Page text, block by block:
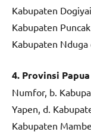
Kabupaten
Kabupaten
Kabupaten Nduga
4. Provinsi
Numfor, b.
Yapen, d.
Kabupaten